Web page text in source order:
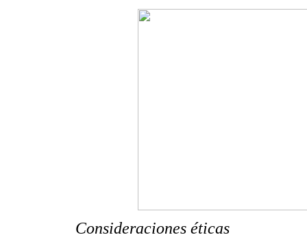
Consideraciones éticas